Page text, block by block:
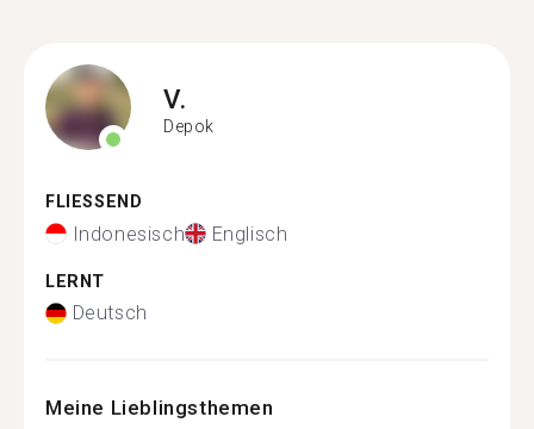
V.
Depok
FLIESSEND
Indonesisch Englisch
LERNT
Deutsch
Meine Lieblingsthemen